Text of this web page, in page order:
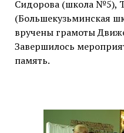
Сидорова (школа №5),
(Большекузьминская
вручены грамоты
Завершилось
память.